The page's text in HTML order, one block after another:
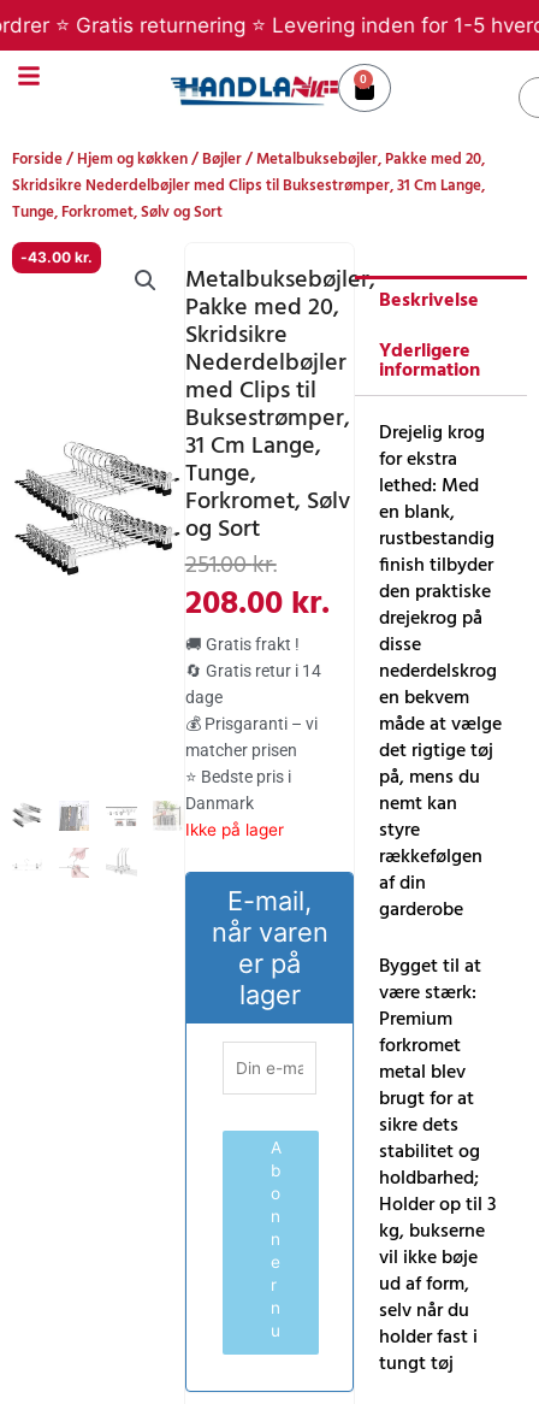
til
indholdet
Gratis returnering ⭐ Levering inden for 1-5
0
Kurv
Forside/Hjem og køkken/Bøjler/ Metalbuksebøjler, Pakke med 20,
Skridsikre Nederdelbøjler med Clips til Buksestrømper, 31 Cm Lange,
Tunge, Forkromet, Sølv og Sort
-43.00 kr.
Metalbuksebøjler,
Pakke med 20,
Skridsikre
Nederdelbøjler
med Clips til
Buksestrømper,
31 Cm Lange,
Tunge,
Forkromet, Sølv
og Sort
251.00kr.Den
oprindelige
pris
var:
251.00 kr..
208.00kr.
Den
aktuelle
pris
208.00 kr..
🚚 Gratis frakt !
🔄 Gratis retur i 14
dage
💰 Prisgaranti – vi
matcher prisen
⭐ Bedste pris i
Danmark
Ikke på lager
E-mail,
når varen
er på
lager
A
b
o
n
n
e
r
n
u
Beskrivelse
Yderligere
information
Drejelig krog
for ekstra
lethed: Med
en blank,
rustbestandig
finish tilbyder
den praktiske
drejekrog på
disse
nederdelskrog
en bekvem
måde at vælge
det rigtige tøj
på, mens du
nemt kan
styre
rækkefølgen
af ​​din
garderobe
Bygget til at
være stærk:
Premium
forkromet
metal blev
brugt for at
sikre dets
stabilitet og
holdbarhed;
Holder op til 3
kg, bukserne
vil ikke bøje
ud af form,
selv når du
holder fast i
tungt tøj